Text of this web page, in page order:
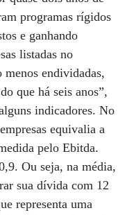
programas rígidos
e ganhando
listadas no
menos endividadas,
que há seis anos”,
indicadores. No
equivalia a
pelo Ebitda.
Ou seja, na média,
sua dívida com 12
representa uma